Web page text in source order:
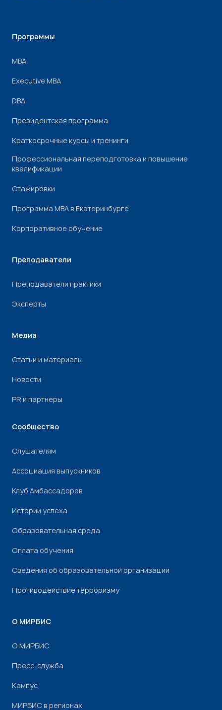
Программы
МВА
Executive MBA
DBA
Президентская программа
Краткосрочные курсы и тренинги
Профессиональная переподготовка и повышение
квалификации
Стажировки
Программа МВА в Екатеринбурге
Корпоративное обучение
Преподаватели
Преподаватели практики
Эксперты
Медиа
Статьи и материалы
Новости
PR и партнеры
Сообщество
Слушателям
Ассоциация выпускников
Клуб Амбассадоров
Истории успеха
Образовательная среда
Оплата обучения
Сведения об образовательной организации
Противодействие терроризму
О МИРБИС
О МИРБИС
Пресс-служба
Кампус
МИРБИС в регионах